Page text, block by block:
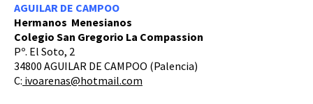
AGUILAR DE CAMPOO
Hermanos Menesianos
Colegio San Gregorio La Compassion
Pº. El Soto, 2
34800 AGUILAR DE CAMPOO (Palencia)
C: ivoarenas@hotmail.com